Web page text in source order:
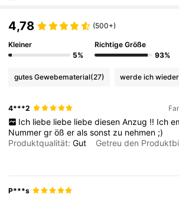
4,78 (500+)
Kleiner
5%
Richtige Größe
93%
gutes Gewebematerial(27) werde ich
4***2
Ich liebe liebe liebe diesen Anzug !! Ich
Nummergrößeralssonst zu nehmen ;)
Produktqualität:Gut Getreu den
P***s